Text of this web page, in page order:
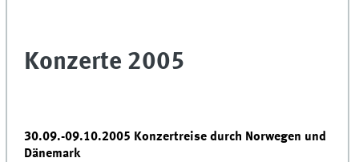
Konzerte 2005
30.09.-09.10.2005 Konzertreise durch Norwegen und
Dänemark